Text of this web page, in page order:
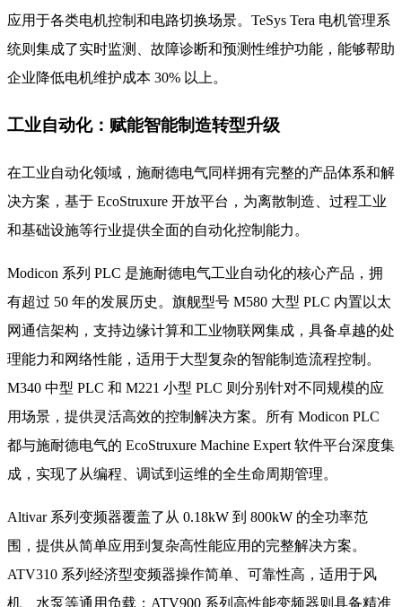
应用于各类电机控制和电路切换场景。TeSys Tera 电机管理系
统则集成了实时监测、故障诊断和预测性维护功能，能够帮助
企业降低电机维护成本 30% 以上。
工业自动化：赋能智能制造转型升级
在工业自动化领域，施耐德电气同样拥有完整的产品体系和解
决方案，基于 EcoStruxure 开放平台，为离散制造、过程工业
和基础设施等行业提供全面的自动化控制能力。
Modicon 系列 PLC 是施耐德电气工业自动化的核心产品，拥
有超过 50 年的发展历史。旗舰型号 M580 大型 PLC 内置以太
网通信架构，支持边缘计算和工业物联网集成，具备卓越的处
理能力和网络性能，适用于大型复杂的智能制造流程控制。
M340 中型 PLC 和 M221 小型 PLC 则分别针对不同规模的应
用场景，提供灵活高效的控制解决方案。所有 Modicon PLC
都与施耐德电气的 EcoStruxure Machine Expert 软件平台深度集
成，实现了从编程、调试到运维的全生命周期管理。
Altivar 系列变频器覆盖了从 0.18kW 到 800kW 的全功率范
围，提供从简单应用到复杂高性能应用的完整解决方案。
ATV310 系列经济型变频器操作简单、可靠性高，适用于风
机、水泵等通用负载；ATV900 系列高性能变频器则具备精准